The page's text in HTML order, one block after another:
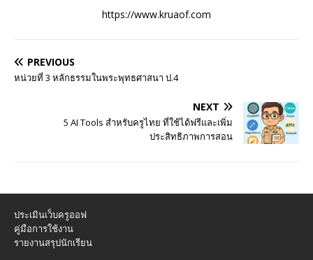
https://www.kruaof.com
PREVIOUS
หน่วยที่ 3 หลักธรรมในพระพุทธศาสนา ป.4
NEXT
5 AI Tools สำหรับครูไทย ที่ใช้ได้ฟรีและเพิ่ม
ประสิทธิภาพการสอน
ประเมินเว็บครูออฟ
คู่มือการใช้งาน
รายงานสรุปนักเรียน